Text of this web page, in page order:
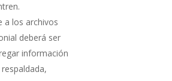
a los archivos
deberá ser
información